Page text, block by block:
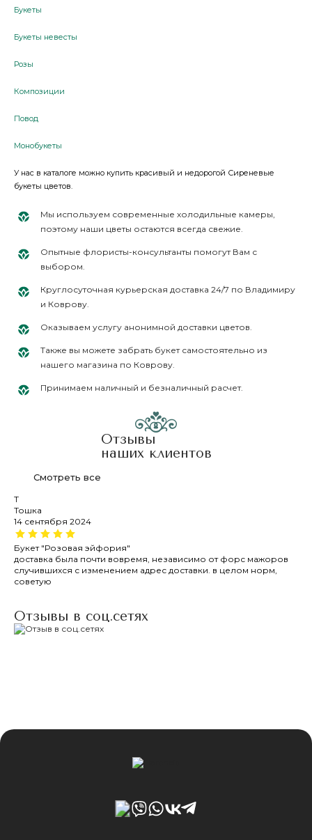
Букеты
Букеты невесты
Розы
Композиции
Повод
Монобукеты
У нас в каталоге можно купить красивый и недорогой Сиреневые
букеты цветов.
Мы используем современные холодильные камеры,
поэтому наши цветы остаются всегда свежие.
Опытные флористы-консультанты помогут Вам с
выбором.
Круглосуточная курьерская доставка 24/7 по Владимиру
и Коврову.
Оказываем услугу анонимной доставки цветов.
Также вы можете забрать букет самостоятельно из
нашего магазина по Коврову.
Принимаем наличный и безналичный расчет.
Отзывы
наших клиентов
Смотреть все
Т
Тошка
14 сентября 2024
Букет "Розовая эйфория"
доставка была почти вовремя, независимо от форс мажоров
случившихся с изменением адрес доставки. в целом норм,
советую
Отзывы в соц.сетях